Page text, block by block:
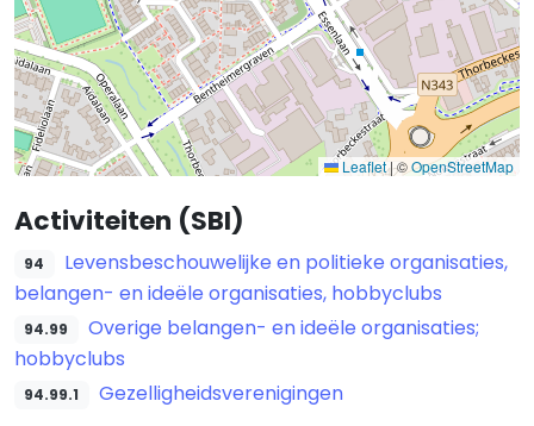
Leaflet |©OpenStreetMap
Activiteiten (SBI)
94
Levensbeschouwelijke en politieke organisaties,
belangen- en ideële organisaties, hobbyclubs
94.99
Overige belangen- en ideële organisaties;
hobbyclubs
94.99.1 Gezelligheidsverenigingen